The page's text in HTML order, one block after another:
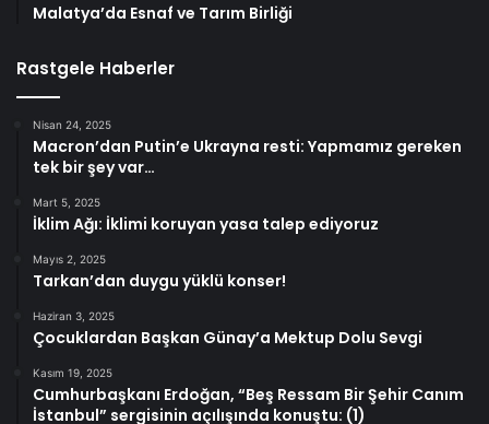
Malatya’da Esnaf ve Tarım Birliği
Rastgele Haberler
Nisan 24, 2025
Macron’dan Putin’e Ukrayna resti: Yapmamız gereken
tek bir şey var…
Mart 5, 2025
İklim Ağı: İklimi koruyan yasa talep ediyoruz
Mayıs 2, 2025
Tarkan’dan duygu yüklü konser!
Haziran 3, 2025
Çocuklardan Başkan Günay’a Mektup Dolu Sevgi
Kasım 19, 2025
Cumhurbaşkanı Erdoğan, “Beş Ressam Bir Şehir Canım
İstanbul” sergisinin açılışında konuştu: (1)